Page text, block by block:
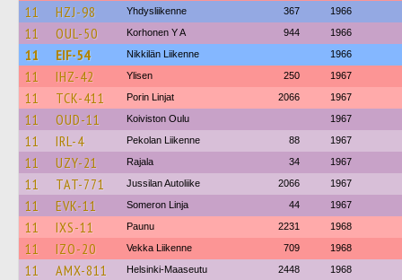
11 HZJ-98 Yhdysliikenne 367 1966
11 OUL-50 Korhonen Y A 944 1966
11 EIF-54 Nikkilän Liikenne 1966
11 IHZ-42 Ylisen 250 1967
11 TCK-411 Porin Linjat 2066 1967
11 OUD-11 Koiviston Oulu 1967
11 IRL-4 Pekolan Liikenne 88 1967
11 UZY-21 Rajala 34 1967
11 TAT-771 Jussilan Autoliike 2066 1967
11 EVK-11 Someron Linja 44 1967
11 IXS-11 Paunu 2231 1968
11 IZO-20 Vekka Liikenne 709 1968
11 AMX-811 Helsinki-Maaseutu 2448 1968